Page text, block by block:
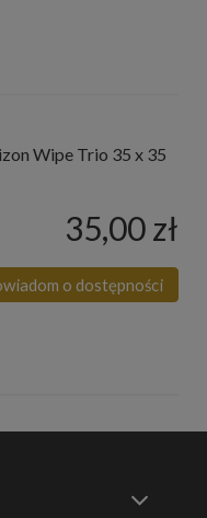
Wipe Trio 35 x 35
35,00 zł
o dostępności